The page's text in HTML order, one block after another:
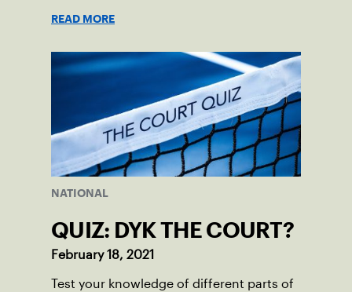
READ MORE
NATIONAL
QUIZ: DYK THE COURT?
February 18, 2021
Test your knowledge of different parts of